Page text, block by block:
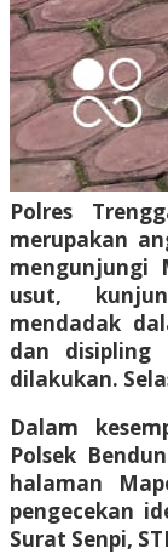
Polres
merupakan
mengunjungi
usut,
mendadak
dan disipling
dilakukan.
Dalam
Polsek
halaman
pengecekan
Surat Senpi,